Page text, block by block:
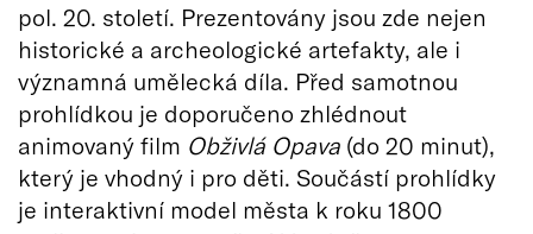
pol. 20. století. Prezentovány jsou zde nejen
historické a archeologické artefakty, ale i
významná umělecká díla. Před samotnou
prohlídkou je doporučeno zhlédnout
animovaný film Obživlá Opava (do 20 minut),
který je vhodný i pro děti. Součástí prohlídky
je interaktivní model města k roku 1800